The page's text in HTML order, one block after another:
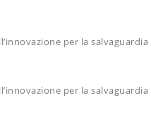
per la salvaguardia
per la salvaguardia